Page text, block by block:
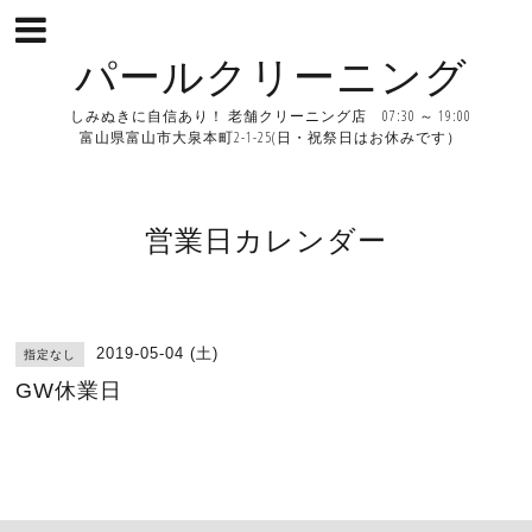
パールクリーニング
しみぬきに自信あり！ 老舗クリーニング店 07:30 ～ 19:00
富山県富山市大泉本町2-1-25(日・祝祭日はお休みです）
営業日カレンダー
指定なし 2019-05-04 (土)
GW休業日